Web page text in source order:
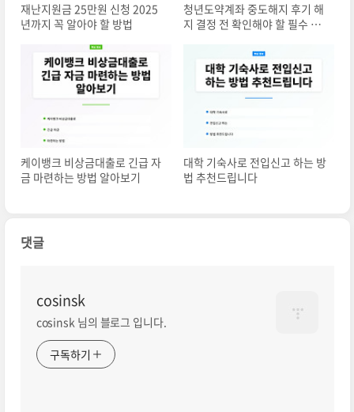
재난지원금 25만원 신청 2025
년까지 꼭 알아야 할 방법
청년도약계좌 중도해지 후기 해
지 결정 전 확인해야 할 필수 정
케이뱅크 비상금대출로 긴급 자
금 마련하는 방법 알아보기
대학 기숙사로 전입신고 하는 방
법 추천드립니다
댓글
cosinsk
cosinsk 님의 블로그 입니다.
구독하기